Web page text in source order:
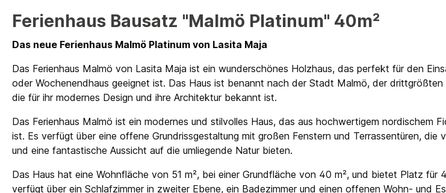
Ferienhaus Bausatz "Malmö Platinum" 40m²
Das neue Ferienhaus Malmö Platinum von Lasita Maja
Das Ferienhaus Malmö von Lasita Maja ist ein wunderschönes Holzhaus, das perfekt für den
oder Wochenendhaus geeignet ist. Das Haus ist benannt nach der Stadt Malmö, der
die für ihr modernes Design und ihre Architektur bekannt ist.
Das Ferienhaus Malmö ist ein modernes und stilvolles Haus, das aus hochwertigem nordischem
ist. Es verfügt über eine offene Grundrissgestaltung mit großen Fenstern und Terrassentüren, die
und eine fantastische Aussicht auf die umliegende Natur bieten.
Das Haus hat eine Wohnfläche von 51 m², bei einer Grundfläche von 40 m², und bietet Platz für
verfügt über ein Schlafzimmer in zweiter Ebene, ein Badezimmer und einen offenen Wohn- und